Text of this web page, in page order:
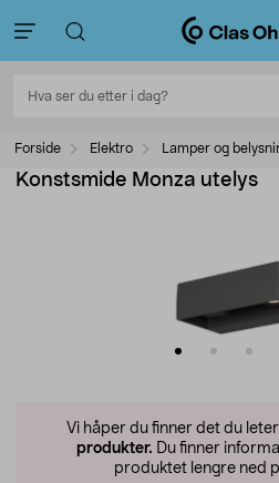
Forside Elektro Lamper og
Konstsmide Monza utelys
Vi håper du finner det du
produkter. Du finner
produktet lengre ned